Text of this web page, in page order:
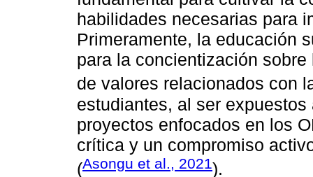
habilidades necesarias para
Primeramente, la educación
para la concientización
de valores relacionados con
estudiantes, al ser
proyectos enfocados en los
crítica y un compromiso
(Asongu et al., 2021).